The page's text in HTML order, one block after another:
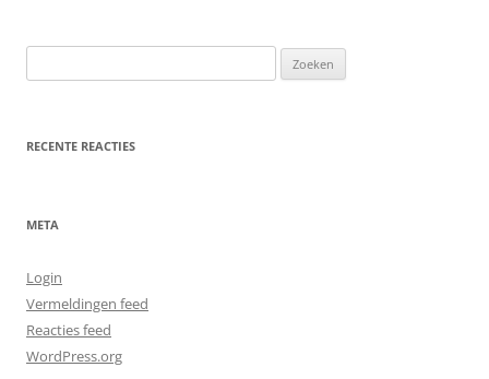
naar:
RECENTE REACTIES
META
Login
Vermeldingen feed
Reacties feed
WordPress.org